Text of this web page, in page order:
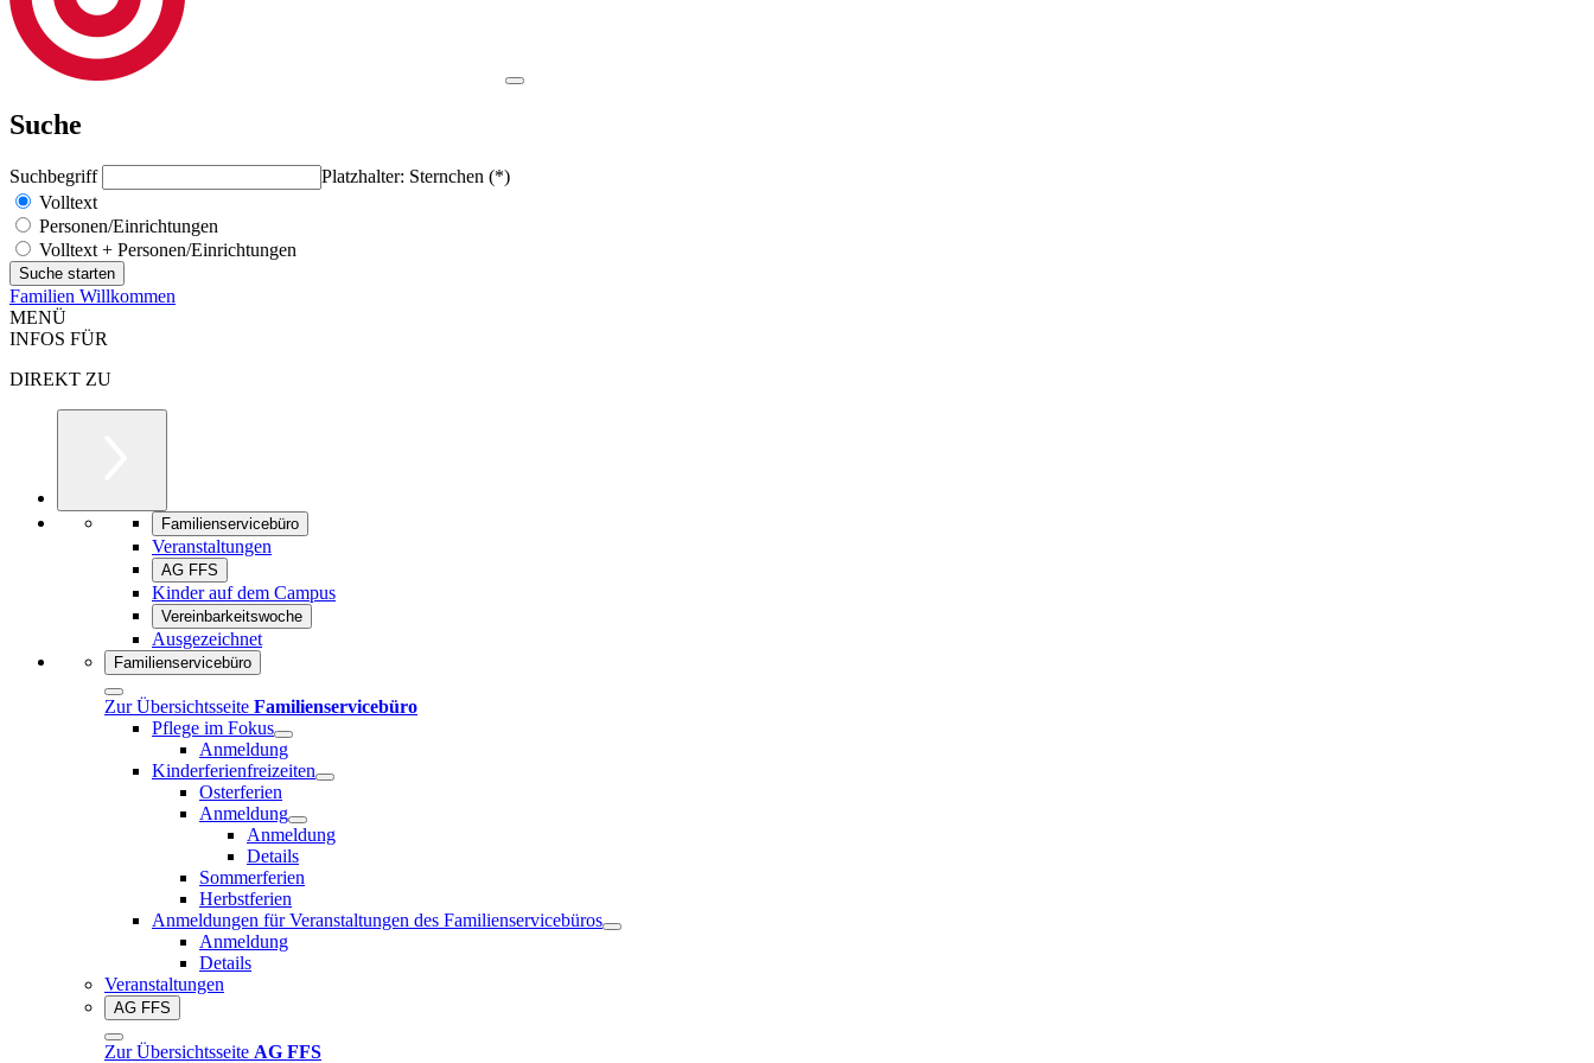
Suche
Suchbegriff
Platzhalter: Sternchen (*)
Volltext
Personen/Einrichtungen
Volltext + Personen/Einrichtungen
Familien Willkommen
MENÜ
INFOS FÜR
DIREKT ZU
Familienservicebüro
Veranstaltungen
AG FFS
Kinder auf dem Campus
Vereinbarkeitswoche
Ausgezeichnet
Familienservicebüro
Zur Übersichtsseite Familienservicebüro
Pflege im Fokus
Anmeldung
Kinderferienfreizeiten
Osterferien
Anmeldung
Anmeldung
Details
Sommerferien
Herbstferien
Anmeldungen für Veranstaltungen des Familienservicebüros
Anmeldung
Details
Veranstaltungen
AG FFS
Zur Übersichtsseite AG FFS